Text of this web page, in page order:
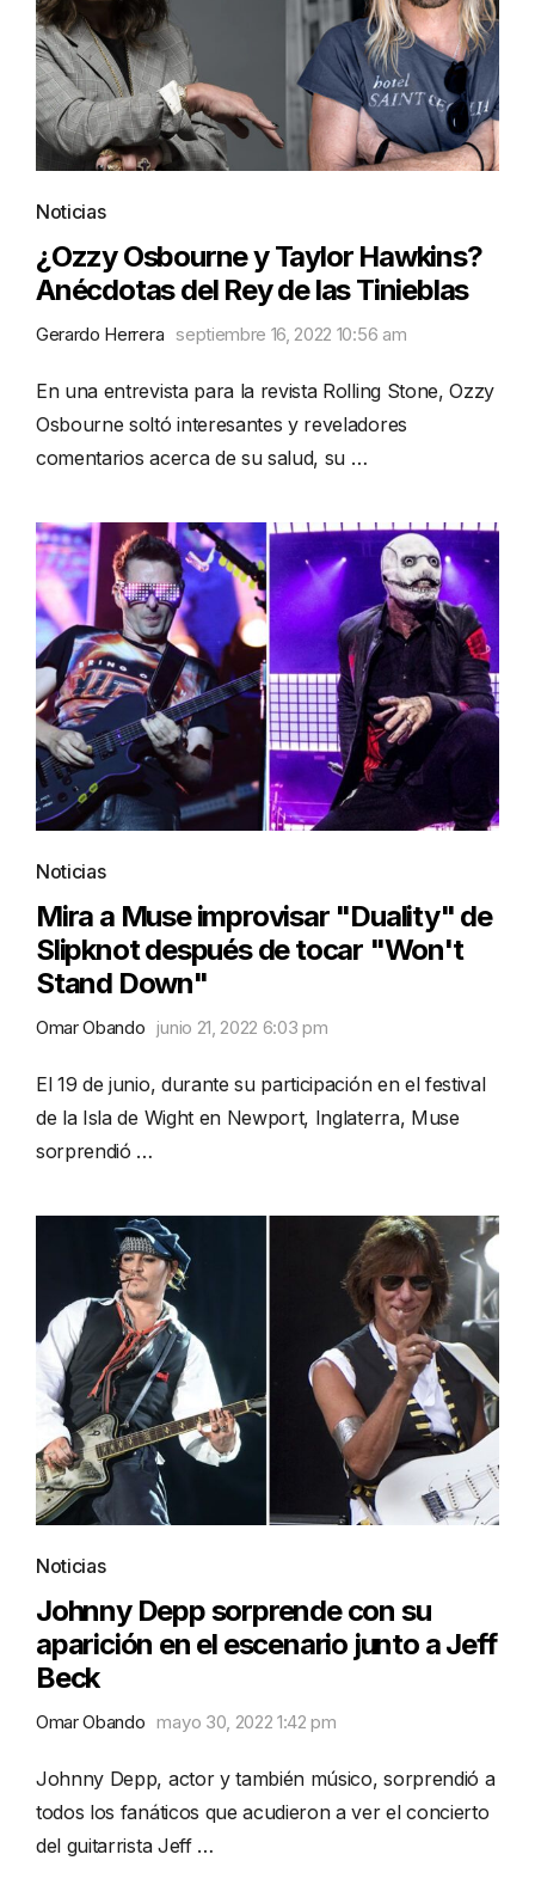
Noticias
¿Ozzy Osbourne y Taylor Hawkins?
Anécdotas del Rey de las Tinieblas
Gerardo Herrera septiembre 16, 2022 10:56 am
En una entrevista para la revista Rolling Stone, Ozzy
Osbourne soltó interesantes y reveladores
comentarios acerca de su salud, su …
Noticias
Mira a Muse improvisar "Duality" de
Slipknot después de tocar "Won't
Stand Down"
Omar Obando junio 21, 2022 6:03 pm
El 19 de junio, durante su participación en el festival
de la Isla de Wight en Newport, Inglaterra, Muse
sorprendió …
Noticias
Johnny Depp sorprende con su
aparición en el escenario junto a Jeff
Beck
Omar Obando mayo 30, 2022 1:42 pm
Johnny Depp, actor y también músico, sorprendió a
todos los fanáticos que acudieron a ver el concierto
del guitarrista Jeff …